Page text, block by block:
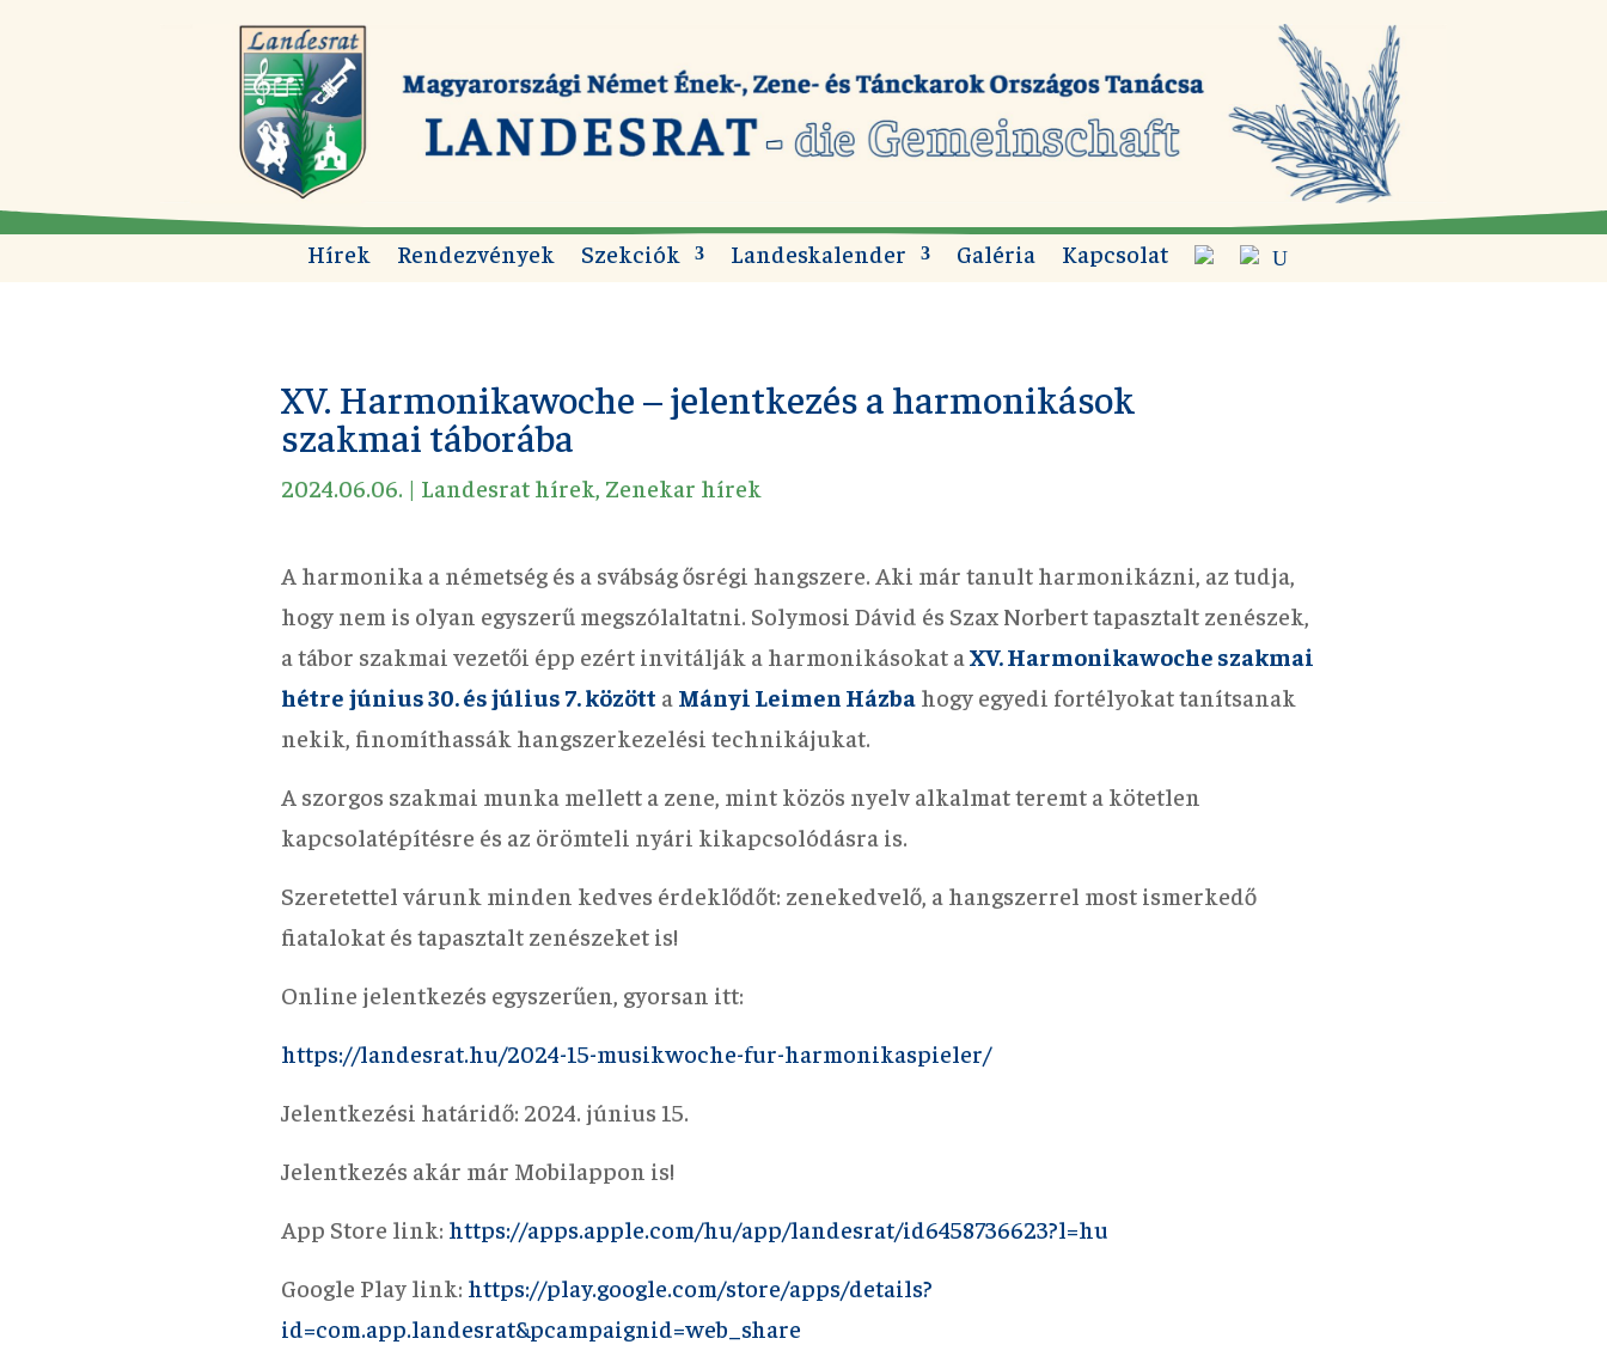
Hírek Rendezvények Szekciók Landeskalender Galéria Kapcsolat
XV. Harmonikawoche – jelentkezés a harmonikások
szakmai táborába
2024.06.06. | Landesrat hírek Zenekar hírek
A harmonika a németség és a svábság ősrégi hangszere. Aki már tanult harmonikázni, az tudja,
hogy nem is olyan egyszerű megszólaltatni. Solymosi Dávid és Szax Norbert tapasztalt zenészek,
a tábor szakmai vezetői épp ezért invitálják a harmonikásokat aXV. Harmonikawoche szakmai
hétre június 30. és július 7. között a Mányi Leimen Házba hogy egyedi fortélyokat tanítsanak
nekik, finomíthassák hangszerkezelési technikájukat.
A szorgos szakmai munka mellett a zene, mint közös nyelv alkalmat teremt a kötetlen
kapcsolatépítésre és az örömteli nyári kikapcsolódásra is.
Szeretettel várunk minden kedves érdeklődőt: zenekedvelő, a hangszerrel most ismerkedő
fiatalokat és tapasztalt zenészeket is!
Online jelentkezés egyszerűen, gyorsan itt:
https://landesrat.hu/2024-15-musikwoche-fur-harmonikaspieler/
Jelentkezési határidő: 2024. június 15.
Jelentkezés akár már Mobilappon is!
App Store link: https://apps.apple.com/hu/app/landesrat/id6458736623?l=hu
Google Play link: https://play.google.com/store/apps/details?
id=com.app.landesrat&pcampaignid=web_share